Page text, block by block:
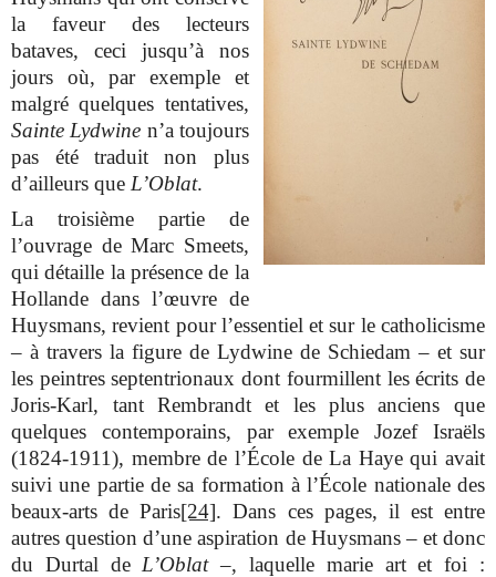
la faveur des lecteurs
bataves, ceci jusqu’à nos
jours où, par exemple et
malgré quelques tentatives,
Sainte Lydwine n’a toujours
pas été traduit non plus
d’ailleurs que L’Oblat.
La troisième partie de
l’ouvrage de Marc Smeets,
qui détaille la présence de la
Hollande dans l’œuvre de
Huysmans, revient pour l’essentiel et sur le catholicisme
– à travers la figure de Lydwine de Schiedam – et sur
les peintres septentrionaux dont fourmillent les écrits de
Joris-Karl, tant Rembrandt et les plus anciens que
quelques contemporains, par exemple Jozef Israëls
(1824-1911), membre de l’École de La Haye qui avait
suivi une partie de sa formation à l’École nationale des
beaux-arts de Paris[24]. Dans ces pages, il est entre
autres question d’une aspiration de Huysmans – et donc
du Durtal de L’Oblat–, laquelle marie art et foi :